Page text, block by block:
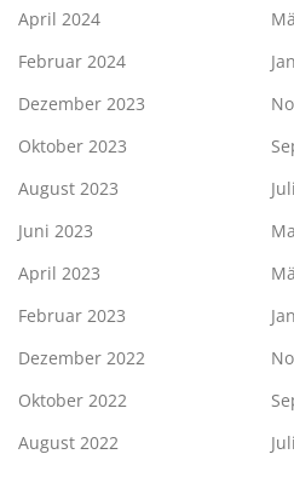
April 2024
Februar 2024
Dezember 2023
Oktober 2023
August 2023
Juni 2023
April 2023
Februar 2023
Dezember 2022
Oktober 2022
August 2022